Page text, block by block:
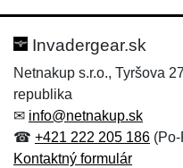
Hodnotenie:
Meno:*
Meno:
E-mail:*
Invadergear.sk
Netnakup s.r.o., Tyršova
republika
✉ info@netnakup.sk
☎ +421 222 205 186
Kontaktný formulár